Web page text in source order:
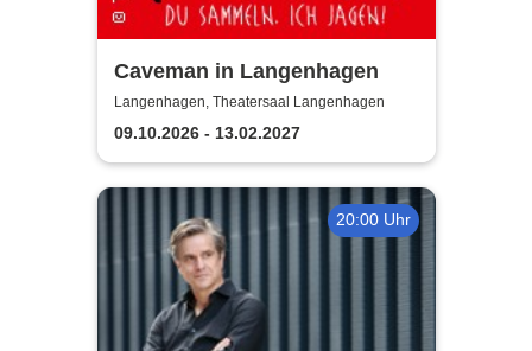
Caveman in Langenhagen
Langenhagen, Theatersaal Langenhagen
09.10.2026 - 13.02.2027
20:00 Uhr